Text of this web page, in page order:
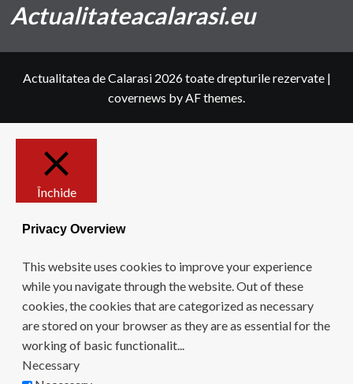
Actualitateacalarasi.eu
Actualitatea de Calarasi 2026 toate drepturile rezervate |
covernews by AF themes.
Închide
Privacy Overview
This website uses cookies to improve your experience
while you navigate through the website. Out of these
cookies, the cookies that are categorized as necessary
are stored on your browser as they are as essential for the
working of basic functionalit...
Necessary